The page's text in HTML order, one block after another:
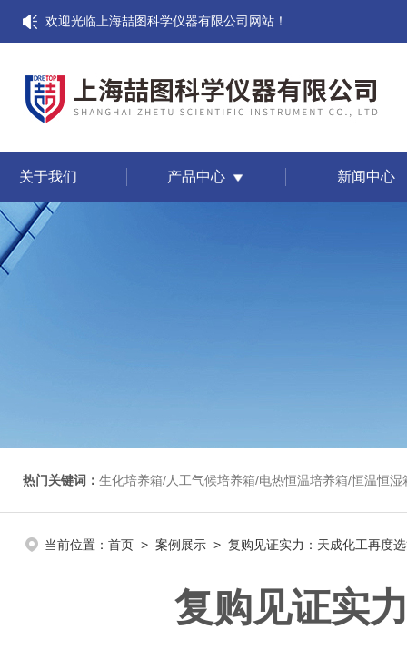
欢迎光临上海喆图科学仪器有限公司网站！
关于我们 产品中心 新闻中心
热门关键词： 生化培养箱/人工气候培养箱/电热恒温培养箱/恒温恒湿箱/光照培养箱/二氧化碳培养箱
当前位置： 首页 > 案例展示 > 复购见证实力：天成化工再度
复购见证实